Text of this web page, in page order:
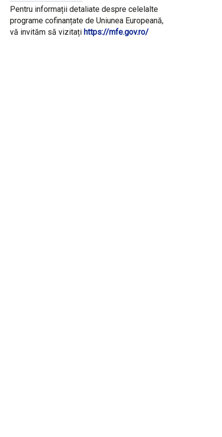
Pentru informații detaliate despre celelalte
programe cofinanțate de Uniunea Europeană,
vă invităm să vizitați https://mfe.gov.ro/